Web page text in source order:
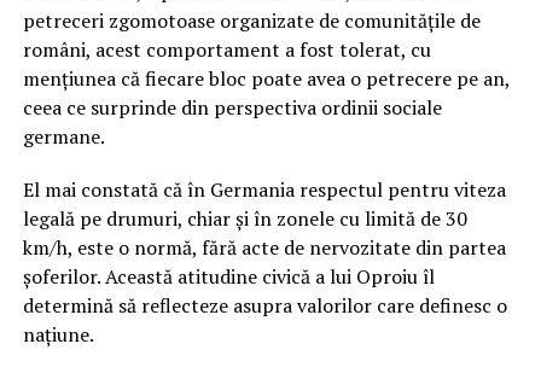
petreceri zgomotoase organizate de comunitățile de
români, acest comportament a fost tolerat, cu
mențiunea că fiecare bloc poate avea o petrecere pe an,
ceea ce surprinde din perspectiva ordinii sociale
germane.
El mai constată că în Germania respectul pentru viteza
legală pe drumuri, chiar și în zonele cu limită de 30
km/h, este o normă, fără acte de nervozitate din partea
șoferilor. Această atitudine civică a lui Oproiu îl
determină să reflecteze asupra valorilor care definesc o
națiune.